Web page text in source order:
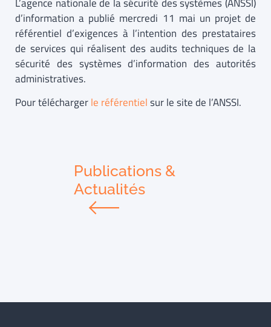
d’information a publié mercredi 11 mai un projet de
référentiel d’exigences à l’intention des prestataires
de services qui réalisent des audits techniques de la
sécurité des systèmes d’information des autorités
administratives.
Pour téléchargerle référentielsur le site de l’ANSSI.
Publications &
Actualités